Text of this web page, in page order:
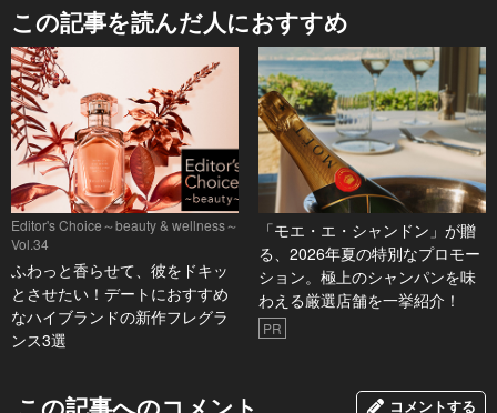
この記事を読んだ人におすすめ
Editor's Choice～beauty & wellness～
Vol.34
ふわっと香らせて、彼をドキッ
とさせたい！デートにおすすめ
なハイブランドの新作フレグラ
ンス3選
「モエ・エ・シャンドン」が贈
る、2026年夏の特別なプロモー
ション。極上のシャンパンを味
わえる厳選店舗を一挙紹介！
PR
コメントする